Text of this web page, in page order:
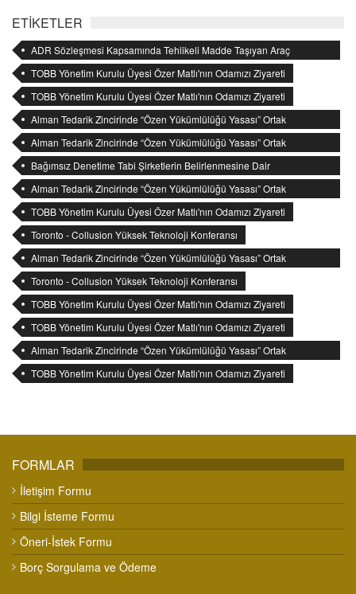
ETİKETLER
ADR Sözleşmesi Kapsamında Tehlikeli Madde Taşıyan Araç
İşaretleme Hk
TOBB Yönetim Kurulu Üyesi Özer Matlı'nın Odamızı Ziyareti
TOBB Yönetim Kurulu Üyesi Özer Matlı'nın Odamızı Ziyareti
Alman Tedarik Zincirinde “Özen Yükümlülüğü Yasası” Ortak
Bilgilendirme Toplantısı
Alman Tedarik Zincirinde “Özen Yükümlülüğü Yasası” Ortak
Bilgilendirme Toplantısı
Bağımsız Denetime Tabi Şirketlerin Belirlenmesine Dair
Cumhurbaşkanı Kararı
Alman Tedarik Zincirinde “Özen Yükümlülüğü Yasası” Ortak
Bilgilendirme Toplantısı
TOBB Yönetim Kurulu Üyesi Özer Matlı'nın Odamızı Ziyareti
Toronto - Collusion Yüksek Teknoloji Konferansı
Alman Tedarik Zincirinde “Özen Yükümlülüğü Yasası” Ortak
Bilgilendirme Toplantısı
Toronto - Collusion Yüksek Teknoloji Konferansı
TOBB Yönetim Kurulu Üyesi Özer Matlı'nın Odamızı Ziyareti
TOBB Yönetim Kurulu Üyesi Özer Matlı'nın Odamızı Ziyareti
Alman Tedarik Zincirinde “Özen Yükümlülüğü Yasası” Ortak
Bilgilendirme Toplantısı
TOBB Yönetim Kurulu Üyesi Özer Matlı'nın Odamızı Ziyareti
FORMLAR
İletişim Formu
Bilgi İsteme Formu
Öneri-İstek Formu
Borç Sorgulama ve Ödeme